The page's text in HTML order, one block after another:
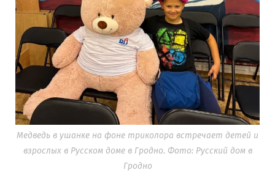
Медведь в ушанке на фоне триколора встречает детей и
взрослых в Русском доме в Гродно. Фото: Русский дом в
Гродно